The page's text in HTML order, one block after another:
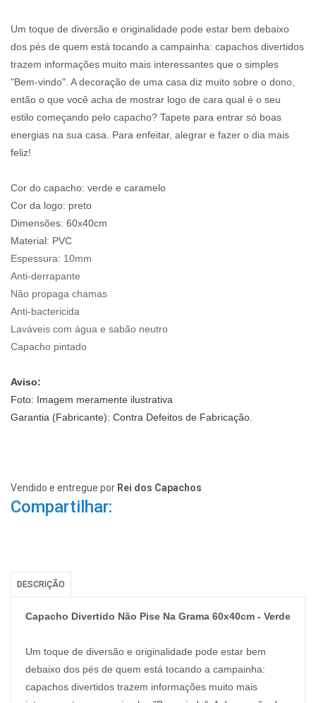
Um toque de diversão e originalidade pode estar bem debaixo
dos pés de quem está tocando a campainha: capachos divertidos
trazem informações muito mais interessantes que o simples
"Bem-vindo". A decoração de uma casa diz muito sobre o dono,
então o que você acha de mostrar logo de cara qual é o seu
estilo começando pelo capacho? Tapete para entrar só boas
energias na sua casa. Para enfeitar, alegrar e fazer o dia mais
feliz!
Cor do capacho: verde e caramelo
Cor da logo: preto
Dimensões: 60x40cm
Material: PVC
Espessura: 10mm
Anti-derrapante
Não propaga chamas
Anti-bactericida
Laváveis com água e sabão neutro
Capacho pintado
Aviso:
Foto: Imagem meramente ilustrativa
Garantia (Fabricante): Contra Defeitos de Fabricação.
Vendido e entregue por Rei dos Capachos
Compartilhar:
DESCRIÇÃO
Capacho Divertido Não Pise Na Grama 60x40cm - Verde
Um toque de diversão e originalidade pode estar bem
debaixo dos pés de quem está tocando a campainha:
capachos divertidos trazem informações muito mais